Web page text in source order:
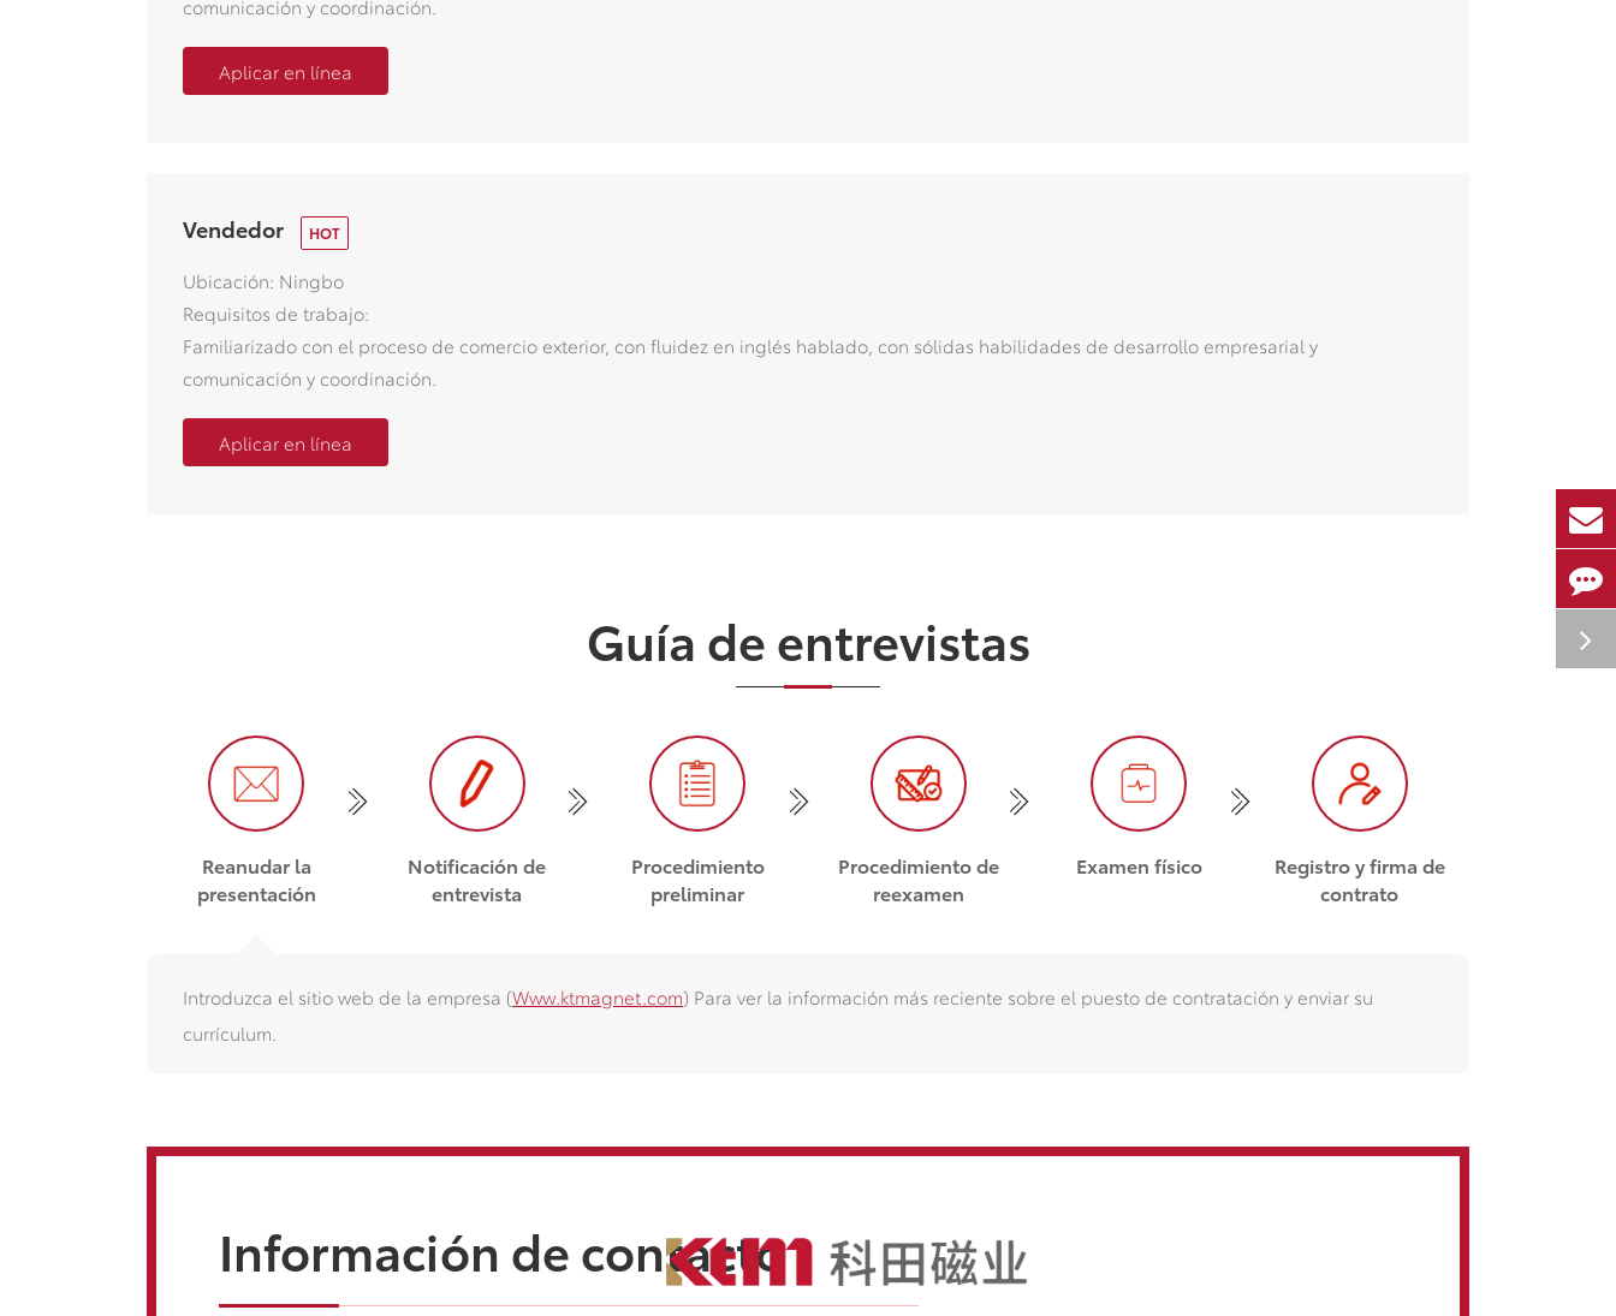
comunicación y coordinación.
Aplicar en línea
Vendedor
Ubicación: Ningbo
Requisitos de trabajo:
Familiarizado con el proceso de comercio exterior, con fluidez en inglés hablado, con sólidas habilidades de desarrollo empresarial y
comunicación y coordinación.
Aplicar en línea
Guía de entrevistas
Reanudar la
presentación
Notificación de
entrevista
Procedimiento
preliminar
Procedimiento de
reexamen
Examen físico
Registro y firma de
contrato
Introduzca el sitio web de la empresa (Www.ktmagnet.com) Para ver la información más reciente sobre el puesto de contratación y enviar su
currículum.
Información de contacto